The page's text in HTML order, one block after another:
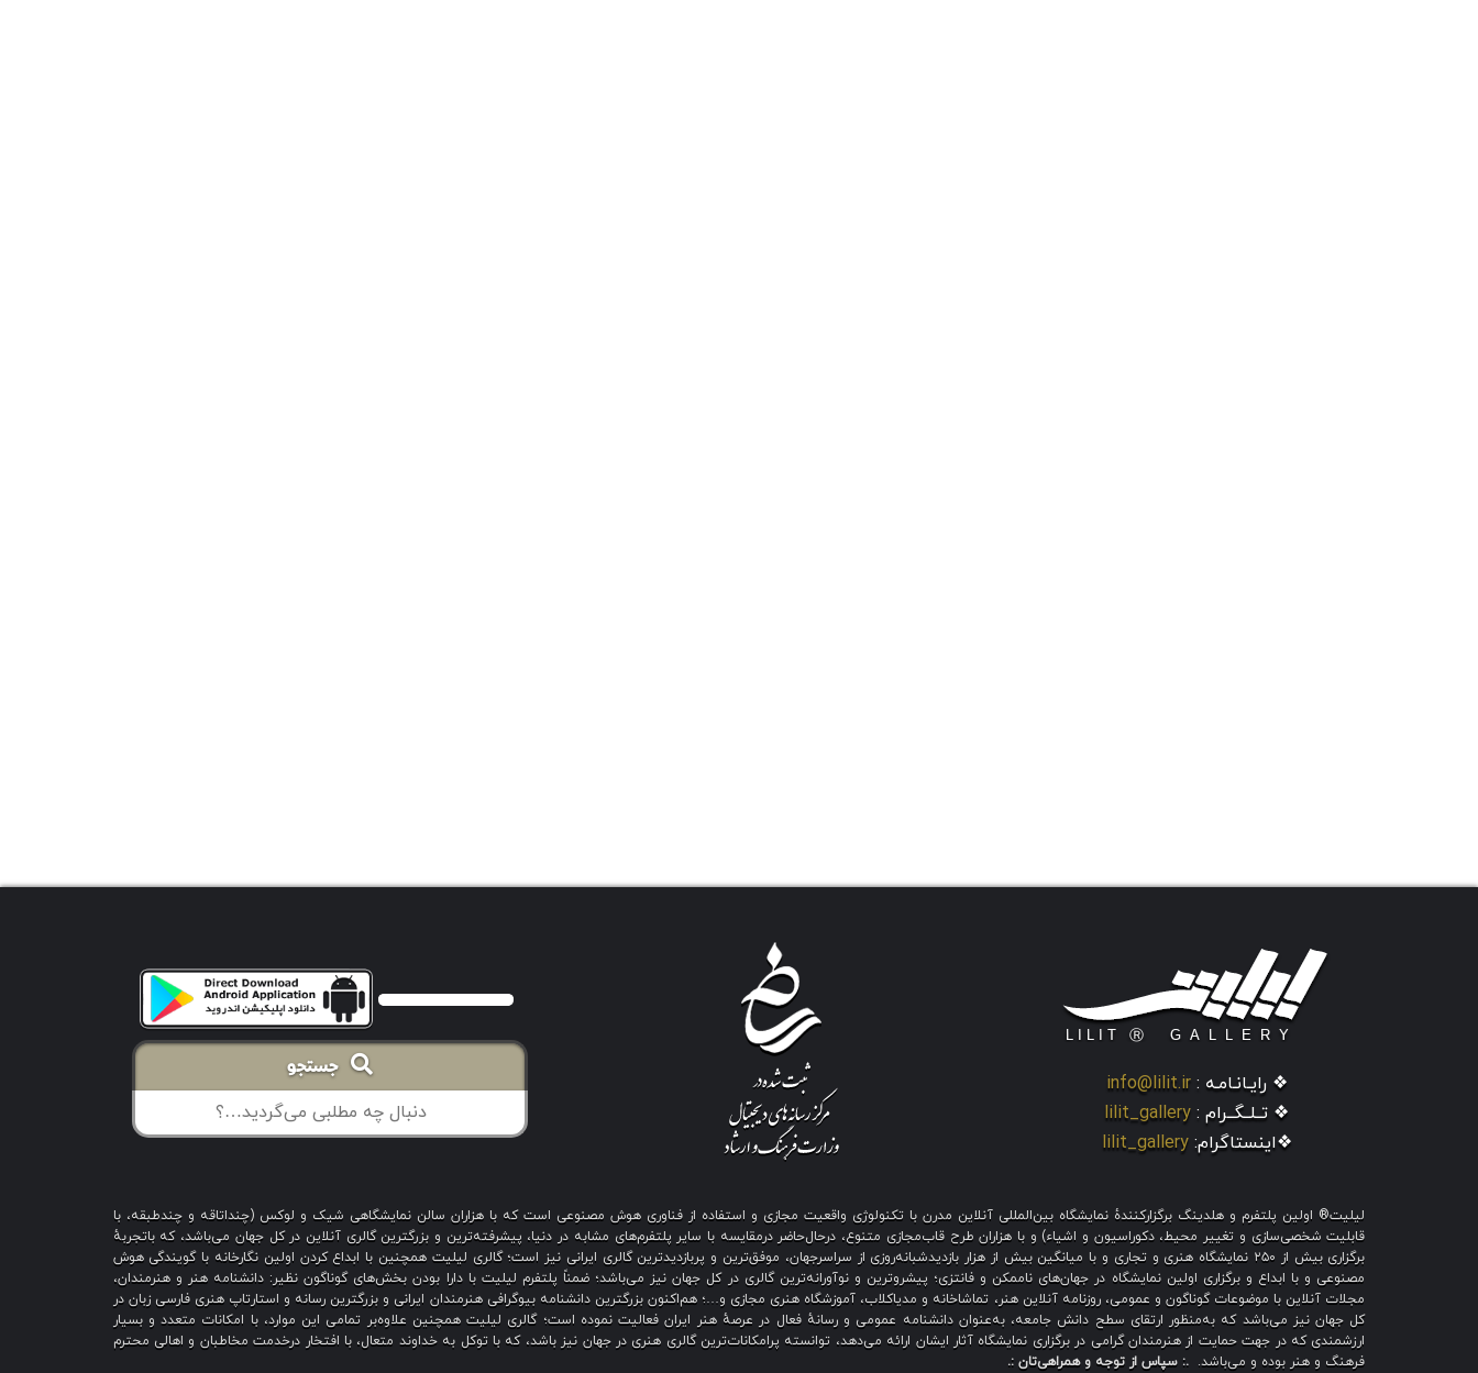
❖ رایـانـامـه : info@lilit.ir
❖ تــلــگــرام : lilit_gallery
❖اینستاگرام: lilit_gallery
جستجو
لیلیت® اولین پلتفرم و هلدینگ برگزارکنندهٔ نمایشگاه بین‌المللی آنلاین مدرن با تکنولوژی واقعیت مجازی و استفاده از فناوری هوش مصنوعی است که با هزاران سالن نمایشگاهی شیک و لوکس (چنداتاقه و چندطبقه، با
قابلیت شخصی‌سازی و تغییر محیط، دکوراسیون و اشیاء) و با هزاران طرح قاب‌مجازی متنوع، درحال‌حاضر درمقایسه با سایر پلتفرم‌های مشابه در دنیا، پیشرفته‌ترین و بزرگترین گالری آنلاین در کل جهان می‌باشد، که باتجربهٔ
برگزاری بیش از ۲۵۰ نمایشگاه هنری و تجاری و با میانگین بیش از هزار بازدیدشبانه‌روزی از سراسرجهان، موفق‌ترین و پربازدیدترین گالری ایرانی نیز است؛ گالری لیلیت همچنین با ابداع کردن اولین نگارخانه با گویندگی هوش
مصنوعی و با ابداع و برگزاری اولین نمایشگاه در جهان‌های ناممکن و فانتزی؛ پیشروترین و نوآورانه‌ترین گالری در کل جهان نیز می‌باشد؛ ضمناً پلتفرم لیلیت با دارا بودن بخش‌های گوناگون نظیر: دانشنامه هنر و هنرمندان،
مجلات آنلاین با موضوعات گوناگون و عمومی، روزنامه آنلاین هنر، تماشاخانه و مدیاکلاب، آموزشگاه هنری مجازی و…؛ هم‌اکنون بزرگترین دانشنامه بیوگرافی هنرمندان ایرانی و بزرگترین رسانه و استارتاپ هنری فارسی زبان در
کل جهان نیز می‌باشد که به‌منظور ارتقای سطح دانش جامعه، به‌عنوان دانشنامه عمومی و رسانهٔ فعال در عرصهٔ هنر ایران فعالیت نموده است؛ گالری لیلیت همچنین علاوه‌بر تمامی این موارد، با امکانات متعدد و بسیار
ارزشمندی که در جهت حمایت از هنرمندان گرامی در برگزاری نمایشگاه آثار ایشان ارائه می‌دهد، توانسته پرامکانات‌ترین گالری هنری در جهان نیز باشد، که با توکل به خداوند متعال، با افتخار درخدمت مخاطبان و اهالی محترم
فرهنگ و هنر بوده و می‌باشد. .: سپاس از توجه و همراهی‌تان :.